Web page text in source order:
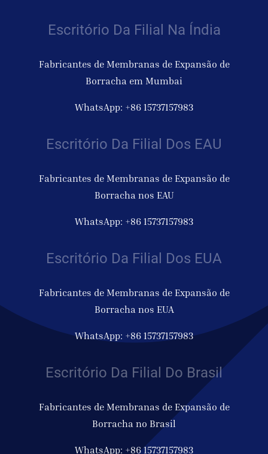
Escritório Da Filial Na Índia
Fabricantes de Membranas de Expansão de
Borracha em Mumbai
WhatsApp: +86 15737157983
Escritório Da Filial Dos EAU
Fabricantes de Membranas de Expansão de
Borracha nos EAU
WhatsApp: +86 15737157983
Escritório Da Filial Dos EUA
Fabricantes de Membranas de Expansão de
Borracha nos EUA
WhatsApp: +86 15737157983
Escritório Da Filial Do Brasil
Fabricantes de Membranas de Expansão de
Borracha no Brasil
WhatsApp: +86 15737157983